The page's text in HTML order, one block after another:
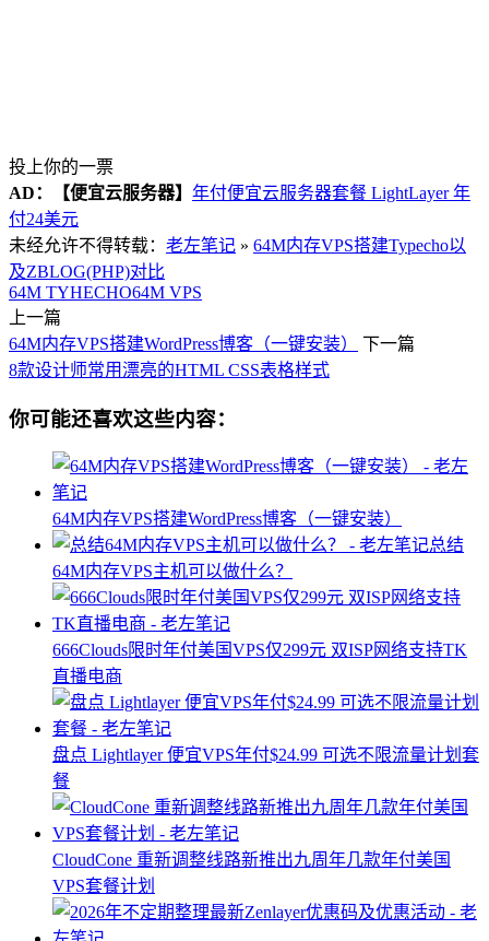
投上你的一票
AD：
【便宜云服务器】 年付便宜云服务器套餐 LightLayer 年
付24美元
未经允许不得转载： 老左笔记 » 64M内存VPS搭建Typecho以
及ZBLOG(PHP)对比
64M TYHECHO64M VPS
上一篇
64M内存VPS搭建WordPress博客（一键安装）
下一篇
8款设计师常用漂亮的HTML CSS表格样式
你可能还喜欢这些内容：
64M内存VPS搭建WordPress博客（一键安装）
总结
64M内存VPS主机可以做什么？
666Clouds限时年付美国VPS仅299元 双ISP网络支持TK
直播电商
盘点 Lightlayer 便宜VPS年付$24.99 可选不限流量计划套
餐
CloudCone 重新调整线路新推出九周年几款年付美国
VPS套餐计划